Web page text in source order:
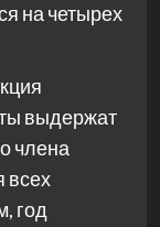
на четырех
выдержат
члена
всех
год